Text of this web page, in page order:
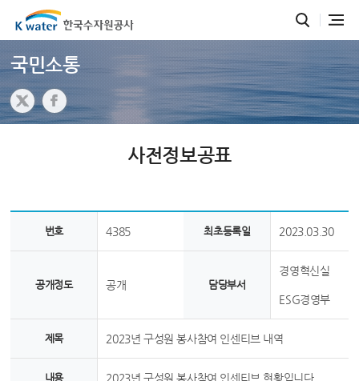
국민소통
사전정보공표
번호 4385 최초등록일 2023.03.30
공개정도 공개 담당부서
경영혁신실
ESG경영부
제목 2023년 구성원 봉사참여 인센티브 내역
내용 2023년 구성원 봉사참여 인센티브 현황입니다.